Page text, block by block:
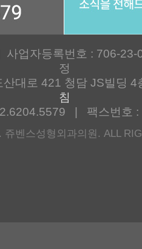
업자등록번호 : 706-
정
산대로 421 청담 JS빌딩
침
| 팩스번호 :
벤스성형외과의원. ALL